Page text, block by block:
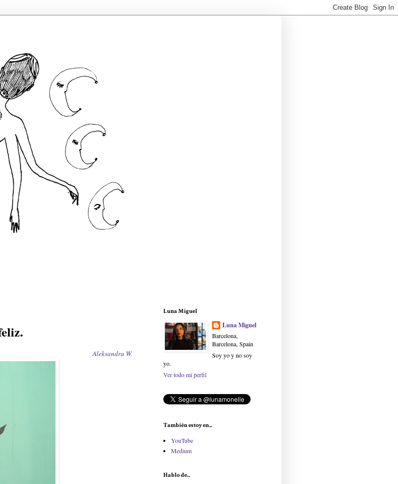
Aleksandra W.
Luna Miguel
Luna Miguel
Barcelona,
Barcelona, Spain
Soy yo y no soy
yo.
Ver todo mi perfil
También estoy en...
YouTube
Medium
Hablo de...